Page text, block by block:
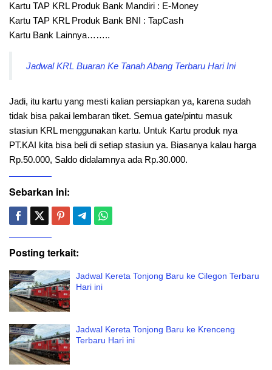
Kartu TAP KRL Produk Bank Mandiri : E-Money
Kartu TAP KRL Produk Bank BNI : TapCash
Kartu Bank Lainnya……..
Jadwal KRL Buaran Ke Tanah Abang Terbaru Hari Ini
Jadi, itu kartu yang mesti kalian persiapkan ya, karena sudah
tidak bisa pakai lembaran tiket. Semua gate/pintu masuk
stasiun KRL menggunakan kartu. Untuk Kartu produk nya
PT.KAI kita bisa beli di setiap stasiun ya. Biasanya kalau harga
Rp.50.000, Saldo didalamnya ada Rp.30.000.
Sebarkan ini:
Posting terkait:
Jadwal Kereta Tonjong Baru ke Cilegon Terbaru
Hari ini
Jadwal Kereta Tonjong Baru ke Krenceng
Terbaru Hari ini